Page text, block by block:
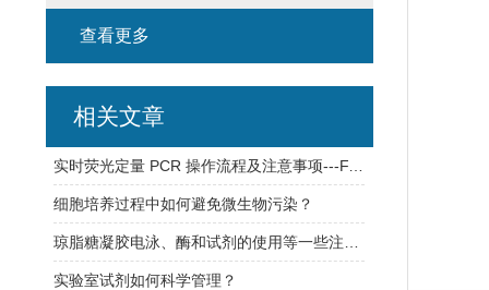
查看更多
相关文章
细胞培养过程中如何避免微生物污染？
实验室试剂如何科学管理？